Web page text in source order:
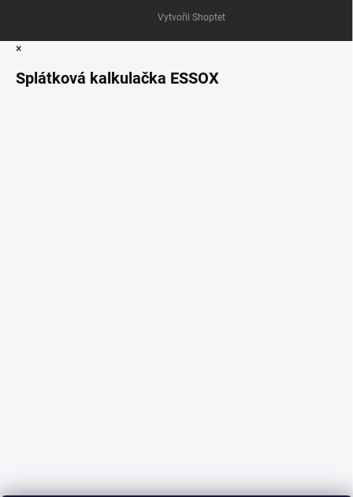
Vytvořil Shoptet
×
Splátková kalkulačka ESSOX